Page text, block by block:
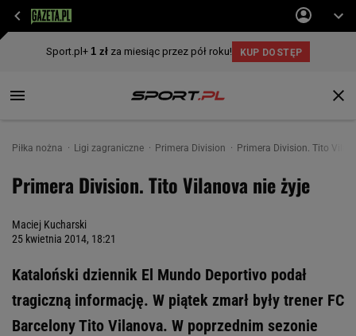
Piłka nożna Ligi zagraniczne Primera Division Primera Division. Tito
Primera Division. Tito Vilanova nie żyje
Maciej Kucharski
25 kwietnia 2014, 18:21
Kataloński dziennik El Mundo Deportivo podał
tragiczną informację. W piątek zmarł były trener FC
Barcelony Tito Vilanova. W poprzednim sezonie